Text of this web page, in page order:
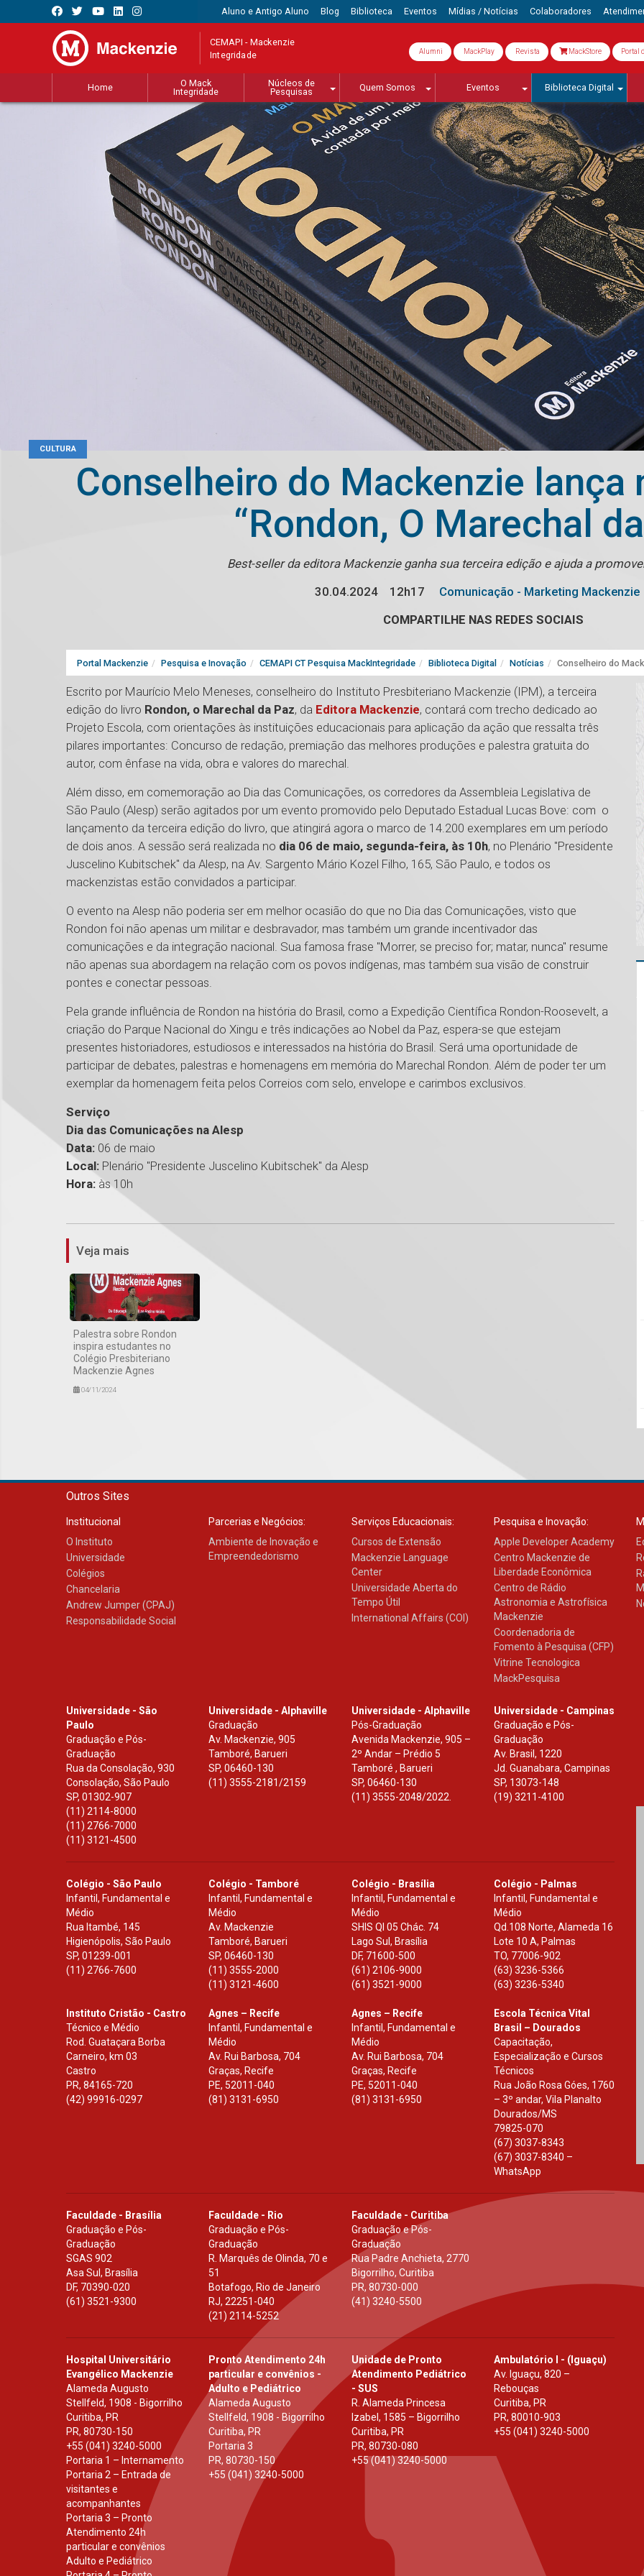
Aluno e Antigo Aluno Blog Biblioteca Eventos Mídias / Notícias Colaboradores
CEMAPI - Mackenzie
Integridade Alumni MackPlay Revista MackStore Portal
Home
O Mack
Integridade
Núcleos de
Pesquisas
Quem Somos Eventos Biblioteca Digital
CULTURA
Conselheiro do Mackenzie lança
“Rondon, O Marechal
Best-seller da editora Mackenzie ganha sua terceira edição e ajuda a
30.04.2024
12h17
Comunicação - Marketing Mackenzie
COMPARTILHE NAS REDES SOCIAIS
Portal Mackenzie Pesquisa e Inovação CEMAPI CT Pesquisa MackIntegridade Biblioteca Digital Notícias Conselheiro do
Escrito por Maurício Melo Meneses, conselheiro do Instituto Presbiteriano Mackenzie (IPM), a terceira
edição do livro Rondon, o Marechal da Paz, da Editora Mackenzie, contará com trecho dedicado ao
Projeto Escola, com orientações às instituições educacionais para aplicação da ação que ressalta três
pilares importantes: Concurso de redação, premiação das melhores produções e palestra gratuita do
autor, com ênfase na vida, obra e valores do marechal.
Além disso, em comemoração ao Dia das Comunicações, os corredores da Assembleia Legislativa de
São Paulo (Alesp) serão agitados por um evento promovido pelo Deputado Estadual Lucas Bove: com o
lançamento da terceira edição do livro, que atingirá agora o marco de 14.200 exemplares em um período
de dois anos. A sessão será realizada no dia 06 de maio, segunda-feira, às 10h, no Plenário "Presidente
Juscelino Kubitschek" da Alesp, na Av. Sargento Mário Kozel Filho, 165, São Paulo, e todos os
mackenzistas estão convidados a participar.
O evento na Alesp não poderia ser em melhor ocasião do que no Dia das Comunicações, visto que
Rondon foi não apenas um militar e desbravador, mas também um grande incentivador das
comunicações e da integração nacional. Sua famosa frase "Morrer, se preciso for; matar, nunca" resume
não apenas sua abordagem na relação com os povos indígenas, mas também sua visão de construir
pontes e conectar pessoas.
Pela grande influência de Rondon na história do Brasil, como a Expedição Científica Rondon-Roosevelt, a
criação do Parque Nacional do Xingu e três indicações ao Nobel da Paz, espera-se que estejam
presentes historiadores, estudiosos e interessados na história do Brasil. Será uma oportunidade de
participar de debates, palestras e homenagens em memória do Marechal Rondon. Além de poder ter um
exemplar da homenagem feita pelos Correios com selo, envelope e carimbos exclusivos.
Serviço
Dia das Comunicações na Alesp
Data: 06 de maio
Local: Plenário "Presidente Juscelino Kubitschek" da Alesp
Hora: às 10h
Veja mais
Palestra sobre Rondon
inspira estudantes no
Colégio Presbiteriano
Mackenzie Agnes
04/11/2024
Outros Sites
Institucional
O Instituto
Universidade
Colégios
Chancelaria
Andrew Jumper (CPAJ)
Responsabilidade Social
Parcerias e Negócios:
Ambiente de Inovação e
Empreendedorismo
Serviços Educacionais:
Cursos de Extensão
Mackenzie Language
Center
Universidade Aberta do
Tempo Útil
International Affairs (COI)
Pesquisa e Inovação:
Apple Developer Academy
Centro Mackenzie de
Liberdade Econômica
Centro de Rádio
Astronomia e Astrofísica
Mackenzie
Coordenadoria de
Fomento à Pesquisa (CFP)
Vitrine Tecnologica
MackPesquisa
Universidade - São
Paulo
Graduação e Pós-
Graduação
Rua da Consolação, 930
Consolação, São Paulo
SP, 01302-907
(11) 2114-8000
(11) 2766-7000
(11) 3121-4500
Universidade - Alphaville
Graduação
Av. Mackenzie, 905
Tamboré, Barueri
SP,06460-130
(11) 3555-2181/2159
Universidade - Alphaville
Pós-Graduação
Avenida Mackenzie, 905 –
2º Andar – Prédio 5
Tamboré , Barueri
SP, 06460-130
(11) 3555-2048/2022.
Universidade - Campinas
Graduação e Pós-
Graduação
Av. Brasil, 1220
Jd. Guanabara, Campinas
SP, 13073-148
(19) 3211-4100
Colégio - São Paulo
Infantil, Fundamental e
Médio
Rua Itambé, 145
Higienópolis, São Paulo
SP, 01239-001
(11) 2766-7600
Colégio - Tamboré
Infantil, Fundamental e
Médio
Av. Mackenzie
Tamboré, Barueri
SP,06460-130
(11) 3555-2000
(11) 3121-4600
Colégio - Brasília
Infantil, Fundamental e
Médio
SHIS Ql 05 Chác. 74
Lago Sul, Brasília
DF, 71600-500
(61) 2106-9000
(61) 3521-9000
Colégio - Palmas
Infantil, Fundamental e
Médio
Qd.108 Norte, Alameda 16
Lote 10 A, Palmas
TO, 77006-902
(63) 3236-5366
(63) 3236-5340
Instituto Cristão - Castro
Técnico e Médio
Rod. Guataçara Borba
Carneiro, km 03
Castro
PR, 84165-720
(42) 99916-0297
Agnes – Recife
Infantil, Fundamental e
Médio
Av. Rui Barbosa, 704
Graças, Recife
PE, 52011-040
(81) 3131-6950
Agnes – Recife
Infantil, Fundamental e
Médio
Av. Rui Barbosa, 704
Graças, Recife
PE, 52011-040
(81) 3131-6950
Escola Técnica Vital
Brasil – Dourados
Capacitação,
Especialização e Cursos
Técnicos
Rua João Rosa Góes, 1760
– 3º andar, Vila Planalto
Dourados/MS
79825-070
(67) 3037-8343
(67) 3037-8340 –
WhatsApp
Faculdade - Brasília
Graduação e Pós-
Graduação
SGAS 902
Asa Sul, Brasília
DF, 70390-020
(61) 3521-9300
Faculdade - Rio
Graduação e Pós-
Graduação
R. Marquês de Olinda, 70 e
51
Botafogo, Rio de Janeiro
RJ,22251-040
(21) 2114-5252
Faculdade - Curitiba
Graduação e Pós-
Graduação
Rua Padre Anchieta, 2770
Bigorrilho, Curitiba
PR, 80730-000
(41) 3240-5500
Hospital Universitário
Evangélico Mackenzie
Alameda Augusto
Stellfeld, 1908 - Bigorrilho
Curitiba, PR
PR, 80730-150
+55 (041) 3240-5000
Portaria 1 – Internamento
Portaria 2 – Entrada de
visitantes e
acompanhantes
Portaria 3 – Pronto
Atendimento 24h
particular e convênios
Adulto e Pediátrico
Pronto Atendimento 24h
particular e convênios -
Adulto e Pediátrico
Alameda Augusto
Stellfeld, 1908 - Bigorrilho
Curitiba, PR
Portaria 3
PR,80730-150
+55 (041) 3240-5000
Unidade de Pronto
Atendimento Pediátrico
- SUS
R. Alameda Princesa
Izabel, 1585 – Bigorrilho
Curitiba, PR
PR, 80730-080
+55 (041) 3240-5000
Ambulatório I - (Iguaçu)
Av. Iguaçu, 820 –
Rebouças
Curitiba, PR
PR, 80010-903
+55 (041) 3240-5000